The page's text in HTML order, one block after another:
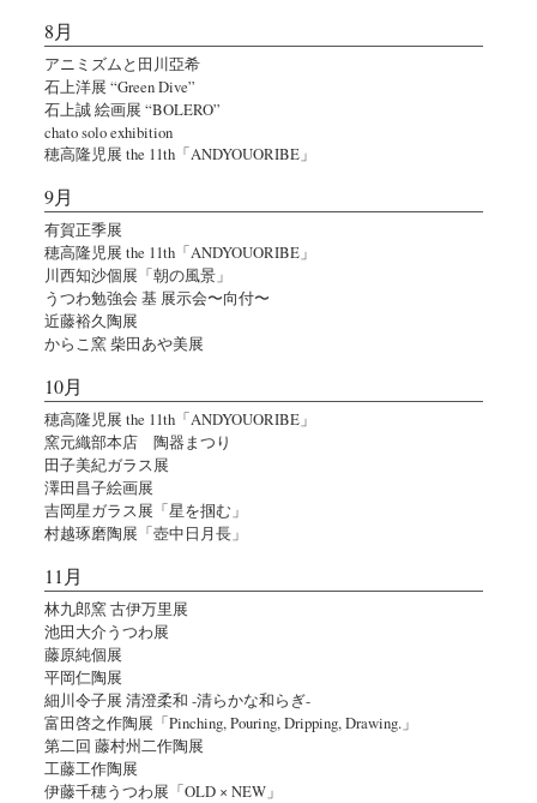
8月
アニミズムと田川亞希
石上洋展 “Green Dive”
石上誠 絵画展 “BOLERO”
chato solo exhibition
穂高隆児展 the 11th「ANDYOUORIBE」
9月
有賀正季展
穂高隆児展 the 11th「ANDYOUORIBE」
川西知沙個展「朝の風景」
うつわ勉強会 基 展示会〜向付〜
近藤裕久陶展
からこ窯 柴田あや美展
10月
穂高隆児展 the 11th「ANDYOUORIBE」
窯元織部本店 陶器まつり
田子美紀ガラス展
澤田昌子絵画展
吉岡星ガラス展「星を掴む」
村越琢磨陶展「壺中日月長」
11月
林九郎窯 古伊万里展
池田大介うつわ展
藤原純個展
平岡仁陶展
細川令子展 清澄柔和 -清らかな和らぎ-
富田啓之作陶展「Pinching, Pouring, Dripping, Drawing.」
第二回 藤村州二作陶展
工藤工作陶展
伊藤千穂うつわ展「OLD × NEW」